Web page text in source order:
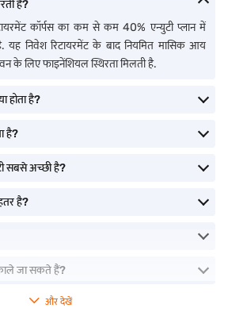
है?
कॉर्पस का कम से कम 40% एन्युटी प्लान में
निवेश रिटायरमेंट के बाद नियमित मासिक आय
के लिए फाइनेंशियल स्थिरता मिलती है.
होता है?
है?
सबसे अच्छी है?
है?
जा सकते हैं?
और देखें